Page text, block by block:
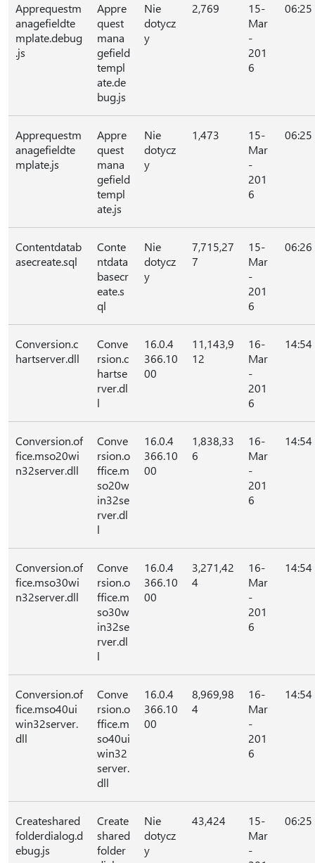
Apprequestm
anagefieldte
mplate.debug
.js
Appre
quest
mana
gefield
templ
ate.de
bug.js
Nie
dotycz
y
2,769
15-
Mar
-
201
6
06:25
Apprequestm
anagefieldte
mplate.js
Appre
quest
mana
gefield
templ
ate.js
Nie
dotycz
y
1,473
15-
Mar
-
201
6
06:25
Contentdatab
asecreate.sql
Conte
ntdata
basecr
eate.s
ql
Nie
dotycz
y
7,715,27
7
15-
Mar
-
201
6
06:26
Conversion.c
hartserver.dll
Conve
rsion.c
hartse
rver.dl
l
16.0.4
366.10
00
11,143,9
12
16-
Mar
-
201
6
14:54
Conversion.of
fice.mso20wi
n32server.dll
Conve
rsion.o
ffice.m
so20w
in32se
rver.dl
l
16.0.4
366.10
00
1,838,33
6
16-
Mar
-
201
6
14:54
Conversion.of
fice.mso30wi
n32server.dll
Conve
rsion.o
ffice.m
so30w
in32se
rver.dl
l
16.0.4
366.10
00
3,271,42
4
16-
Mar
-
201
6
14:54
Conversion.of
fice.mso40ui
win32server.
dll
Conve
rsion.o
ffice.m
so40ui
win32
server.
dll
16.0.4
366.10
00
8,969,98
4
16-
Mar
-
201
6
14:54
Createshared
folderdialog.d
ebug.js
Create
shared
folder
Nie
dotycz
y
43,424
15-
Mar
-
06:25